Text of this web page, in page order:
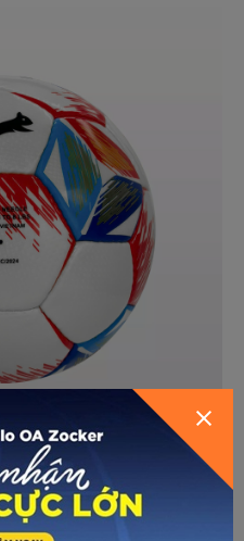
phẩm trong vòng 03 tháng,
các trường hợp bóng bị xì
Đây là sự đảm bảo uy tín
ZOCKER TƯ